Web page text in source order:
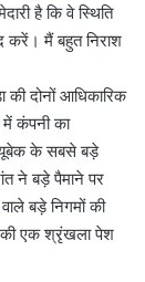
है कि वे स्थिति
करें। मैं बहुत निराश
दोनों आधिकारिक
कंपनी का
के सबसे बड़े
ने बड़े पैमाने पर
बड़े निगमों की
की एक श्रृंखला पेश